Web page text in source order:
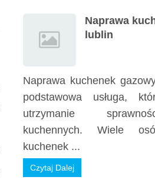
Naprawa
lublin
Naprawa kuchenek
podstawowa usługa,
utrzymanie
kuchennych. Wiele
kuchenek ...
Czytaj Dalej